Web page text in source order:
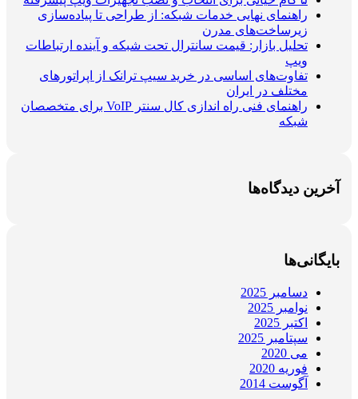
راهنمای نهایی خدمات شبکه: از طراحی تا پیاده‌سازی
زیرساخت‌های مدرن
تحلیل بازار: قیمت سانترال تحت شبکه و آینده ارتباطات
ویپ
تفاوت‌های اساسی در خرید سیپ ترانک از اپراتورهای
مختلف در ایران
راهنمای فنی راه اندازی کال سنتر VoIP برای متخصصان
شبکه
آخرین دیدگاه‌ها
بایگانی‌ها
دسامبر 2025
نوامبر 2025
اکتبر 2025
سپتامبر 2025
می 2020
فوریه 2020
آگوست 2014